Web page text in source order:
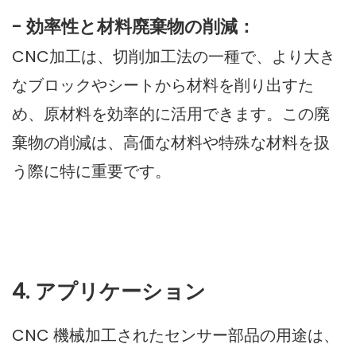
- 効率性と材料廃棄物の削減：
CNC加工は、切削加工法の一種で、より大き
なブロックやシートから材料を削り出すた
め、原材料を効率的に活用できます。この廃
棄物の削減は、高価な材料や特殊な材料を扱
う際に特に重要です。
4. アプリケーション
CNC 機械加工されたセンサー部品の用途は、